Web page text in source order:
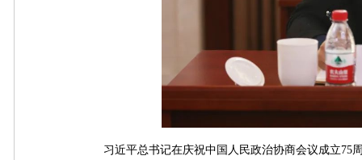
习近平总书记在庆祝中国人民政治协商会议成立75